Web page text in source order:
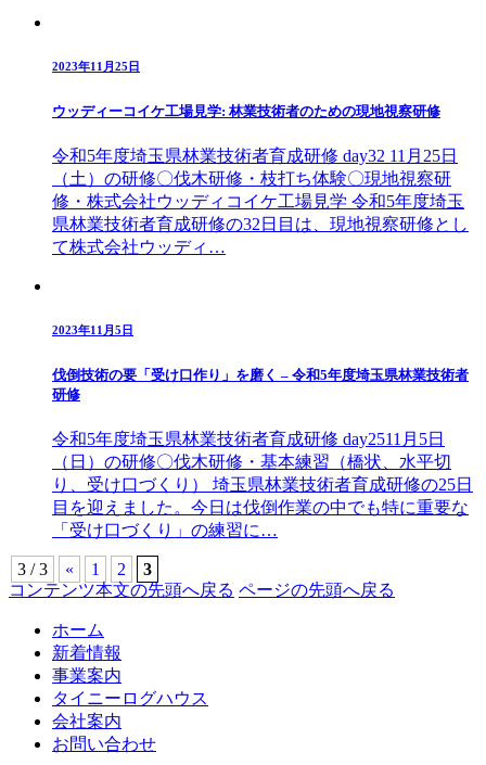
2023年11月25日
ウッディーコイケ工場見学: 林業技術者のための現地視察研修
令和5年度埼玉県林業技術者育成研修 day32 11月25日
（土）の研修〇伐木研修・枝打ち体験〇現地視察研
修・株式会社ウッディコイケ工場見学 令和5年度埼玉
県林業技術者育成研修の32日目は、現地視察研修とし
て株式会社ウッディ…
2023年11月5日
伐倒技術の要「受け口作り」を磨く – 令和5年度埼玉県林業技術者
研修
令和5年度埼玉県林業技術者育成研修 day2511月5日
（日）の研修〇伐木研修・基本練習（橋状、水平切
り、受け口づくり） 埼玉県林業技術者育成研修の25日
目を迎えました。今日は伐倒作業の中でも特に重要な
「受け口づくり」の練習に…
3 / 3 « 1 2
3
コンテンツ本文の先頭へ戻る ページの先頭へ戻る
ホーム
新着情報
事業案内
タイニーログハウス
会社案内
お問い合わせ